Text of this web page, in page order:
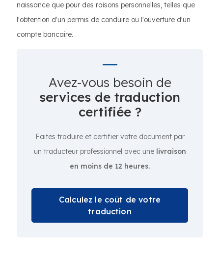
naissance que pour des raisons personnelles, telles que
l'obtention d'un permis de conduire ou l'ouverture d'un
compte bancaire.
Avez-vous besoin de
services de traduction
certifiée ?
Faites traduire et certifier votre document par
un traducteur professionnel avec une livraison
en moins de 12 heures.
Calculez le coût de votre
traduction